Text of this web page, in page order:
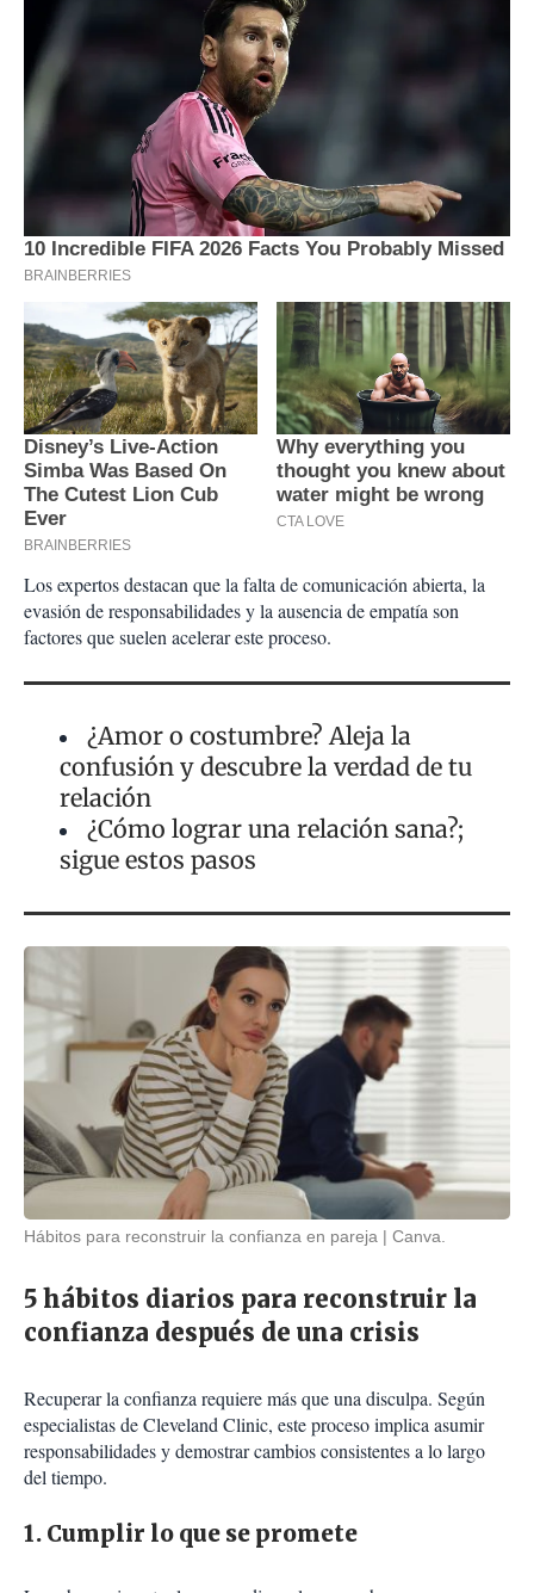
Los expertos destacan que la falta de comunicación abierta, la
evasión de responsabilidades y la ausencia de empatía son
factores que suelen acelerar este proceso.
¿Amor o costumbre? Aleja la
confusión y descubre la verdad de tu
relación
¿Cómo lograr una relación sana?;
sigue estos pasos
Hábitos para reconstruir la confianza en pareja Canva.
5 hábitos diarios para reconstruir la
confianza después de una crisis
Recuperar la confianza requiere más que una disculpa. Según
especialistas de Cleveland Clinic, este proceso implica asumir
responsabilidades y demostrar cambios consistentes a lo largo
del tiempo.
1. Cumplir lo que se promete